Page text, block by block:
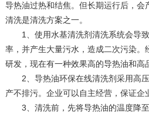
导热油过热和结焦。但长期运行后，会
清洗是清洗方案之一。
1、使用水基清洗剂清洗系统会导致
率，并产生大量污水，造成二次污染。
研发，现在有一种效果高的导热油和高
2、导热油环保在线清洗剂采用高压
产不排污。企业可以自主经营，保证企
3、清洗前，先将导热油的温度降